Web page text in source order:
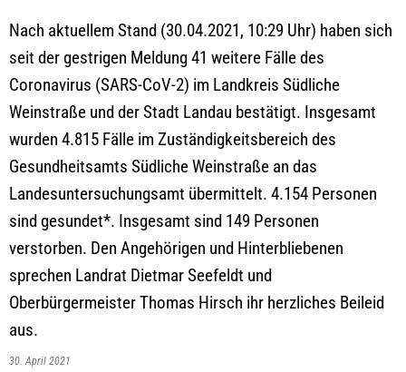
Nach aktuellem Stand (30.04.2021, 10:29 Uhr) haben sich
seit der gestrigen Meldung 41 weitere Fälle des
Coronavirus (SARS-CoV-2) im Landkreis Südliche
Weinstraße und der Stadt Landau bestätigt. Insgesamt
wurden 4.815 Fälle im Zuständigkeitsbereich des
Gesundheitsamts Südliche Weinstraße an das
Landesuntersuchungsamt übermittelt. 4.154 Personen
sind gesundet*. Insgesamt sind 149 Personen
verstorben. Den Angehörigen und Hinterbliebenen
sprechen Landrat Dietmar Seefeldt und
Oberbürgermeister Thomas Hirsch ihr herzliches Beileid
aus.
30. April 2021